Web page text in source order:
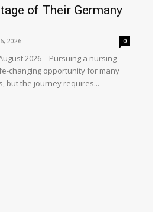
of Their Germany
2026 0
2026 – Pursuing a nursing
changing opportunity for many
but the journey requires...